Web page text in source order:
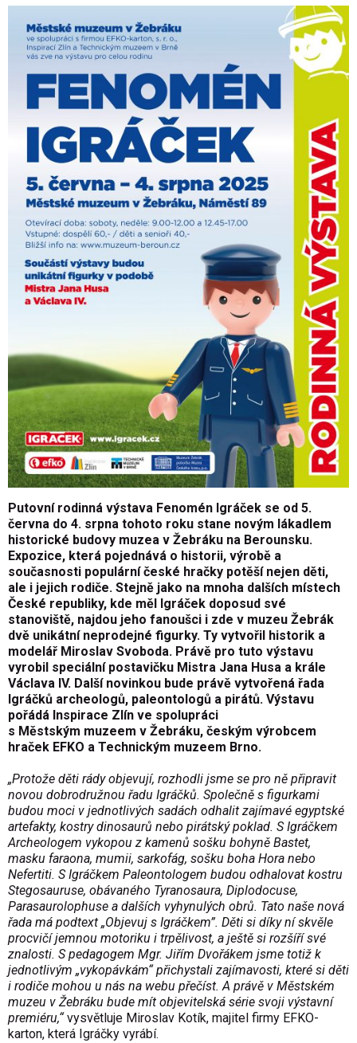
Putovní rodinná výstava Fenomén Igráček se od 5.
června do 4. srpna tohoto roku stane novým lákadlem
historické budovy muzea v Žebráku na Berounsku.
Expozice, která pojednává o historii, výrobě a
současnosti populární české hračky potěší nejen děti,
ale i jejich rodiče. Stejně jako na mnoha dalších místech
České republiky, kde měl Igráček doposud své
stanoviště, najdou jeho fanoušci i zde v muzeu Žebrák
dvě unikátní neprodejné figurky. Ty vytvořil historik a
modelář Miroslav Svoboda. Právě pro tuto výstavu
vyrobil speciální postavičku Mistra Jana Husa a krále
Václava IV. Další novinkou bude právě vytvořená řada
Igráčků archeologů, paleontologů a pirátů. Výstavu
pořádá Inspirace Zlín ve spolupráci
s Městským muzeem v Žebráku, českým výrobcem
hraček EFKO a Technickým muzeem Brno.
„Protože děti rády objevují, rozhodli jsme se pro ně připravit
novou dobrodružnou řadu Igráčků. Společně s figurkami
budou moci v jednotlivých sadách odhalit zajímavé egyptské
artefakty, kostry dinosaurů nebo pirátský poklad. S Igráčkem
Archeologem vykopou z kamenů sošku bohyně Bastet,
masku faraona, mumii, sarkofág, sošku boha Hora nebo
Nefertiti. S Igráčkem Paleontologem budou odhalovat kostru
Stegosauruse, obávaného Tyranosaura, Diplodocuse,
Parasaurolophuse a dalších vyhynulých obrů. Tato naše nová
řada má podtext „Objevuj s Igráčkem”. Děti si díky ní skvěle
procvičí jemnou motoriku i trpělivost, a ještě si rozšíří své
znalosti. S pedagogem Mgr. Jiřím Dvořákem jsme totiž k
jednotlivým „vykopávkám“ přichystali zajímavosti, které si děti
i rodiče mohou u nás na webu přečíst. A právě v Městském
muzeu v Žebráku bude mít objevitelská série svoji výstavní
premiéru,“ vysvětluje Miroslav Kotík, majitel firmy EFKO-
karton, která Igráčky vyrábí.